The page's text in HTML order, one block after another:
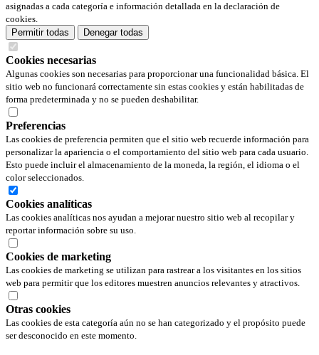
asignadas a cada categoría e información detallada en la declaración de
cookies.
Permitir todas
Denegar todas
Cookies necesarias
Algunas cookies son necesarias para proporcionar una funcionalidad básica. El
sitio web no funcionará correctamente sin estas cookies y están habilitadas de
forma predeterminada y no se pueden deshabilitar.
Preferencias
Las cookies de preferencia permiten que el sitio web recuerde información para
personalizar la apariencia o el comportamiento del sitio web para cada usuario.
Esto puede incluir el almacenamiento de la moneda, la región, el idioma o el
color seleccionados.
Cookies analíticas
Las cookies analíticas nos ayudan a mejorar nuestro sitio web al recopilar y
reportar información sobre su uso.
Cookies de marketing
Las cookies de marketing se utilizan para rastrear a los visitantes en los sitios
web para permitir que los editores muestren anuncios relevantes y atractivos.
Otras cookies
Las cookies de esta categoría aún no se han categorizado y el propósito puede
ser desconocido en este momento.